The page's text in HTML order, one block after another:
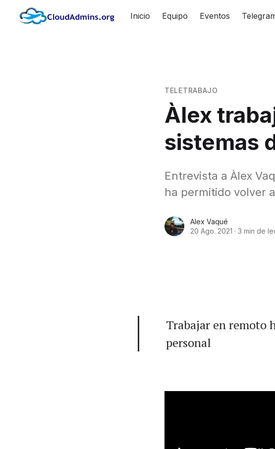
Inicio Equipo Eventos
TELETRABAJO
Àlex
sistemas
Entrevista a Àlex
ha permitido volver
Alex Vaqué
20 Ago. 2021 · 3 min de
Trabajar en remoto
personal